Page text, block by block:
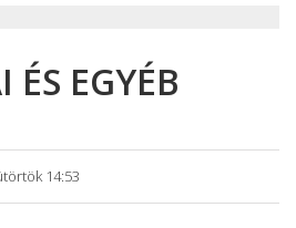
ÉS EGYÉB
14:53